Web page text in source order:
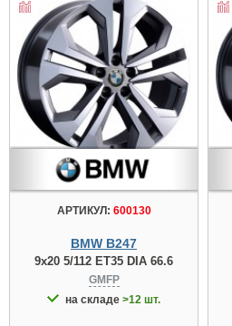
АРТИКУЛ: 600130
BMW B247
9x20 5/112 ET35 DIA 66.6
GMFP
на складе >12 шт.